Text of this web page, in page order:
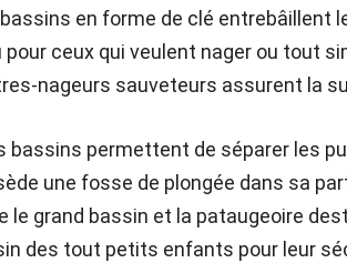
en forme de clé entrebâillent
pour ceux qui veulent nager ou tout
nageurs sauveteurs assurent la
bassins permettent de séparer les
une fosse de plongée dans sa
le grand bassin et la pataugeoire
des tout petits enfants pour leur